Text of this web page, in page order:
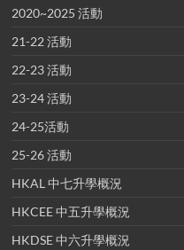
2020~2025 活動
21-22 活動
22-23 活動
23-24 活動
24-25活動
25-26 活動
HKAL 中七升學概況
HKCEE 中五升學概況
HKDSE 中六升學概況